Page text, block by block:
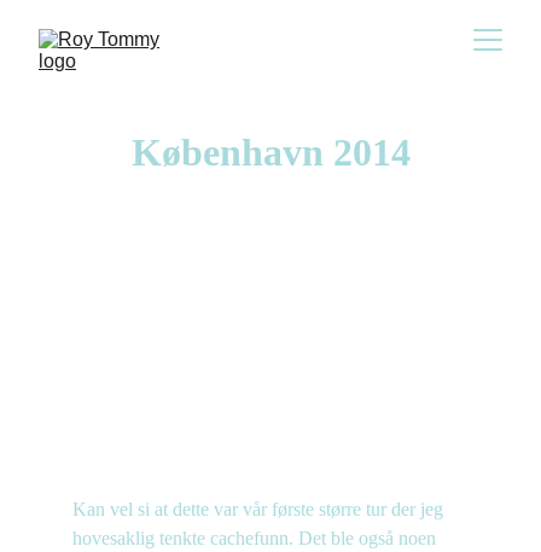
København 2014
Kan vel si at dette var vår første større tur der jeg
hovesaklig tenkte cachefunn. Det ble også noen